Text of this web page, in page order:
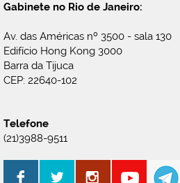
Gabinete no Rio de Janeiro:
Av. das Américas nº 3500 - sala 130
Edifício Hong Kong 3000
Barra da Tijuca
CEP: 22640-102
Telefone
(21)3988-9511